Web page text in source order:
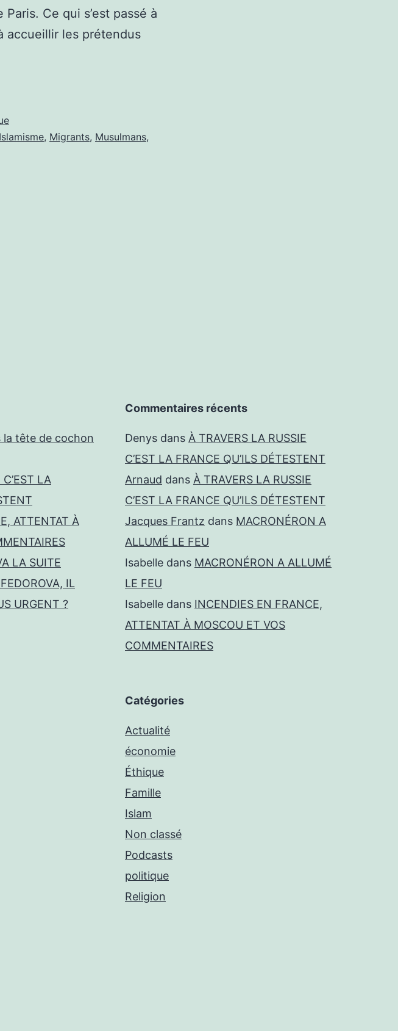
Ce qui s’est passé à
accueillir les prétendus
Islamisme, Migrants, Musulmans,
tête de cochon
LA
ATTENTAT À
LA SUITE
IL
URGENT ?
Commentaires récents
Denys dans À TRAVERS LA RUSSIE
C’EST LA FRANCE QU’ILS DÉTESTENT
Arnaud dans À TRAVERS LA RUSSIE
C’EST LA FRANCE QU’ILS DÉTESTENT
Jacques Frantz dans MACRONÉRON A
ALLUMÉ LE FEU
Isabelle dans MACRONÉRON A ALLUMÉ
LE FEU
Isabelle dans INCENDIES EN FRANCE,
ATTENTAT À MOSCOU ET VOS
COMMENTAIRES
Catégories
Actualité
économie
Éthique
Famille
Islam
Non classé
Podcasts
politique
Religion